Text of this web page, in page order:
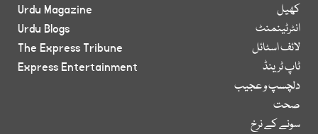
کھیل
انٹرٹینمنٹ
لائف اسٹائل
ٹاپ ٹرینڈ
دلچسپ و عجیب
صحت
سونے کے نرخ
Urdu Magazine
Urdu Blogs
The Express Tribune
Express Entertainment